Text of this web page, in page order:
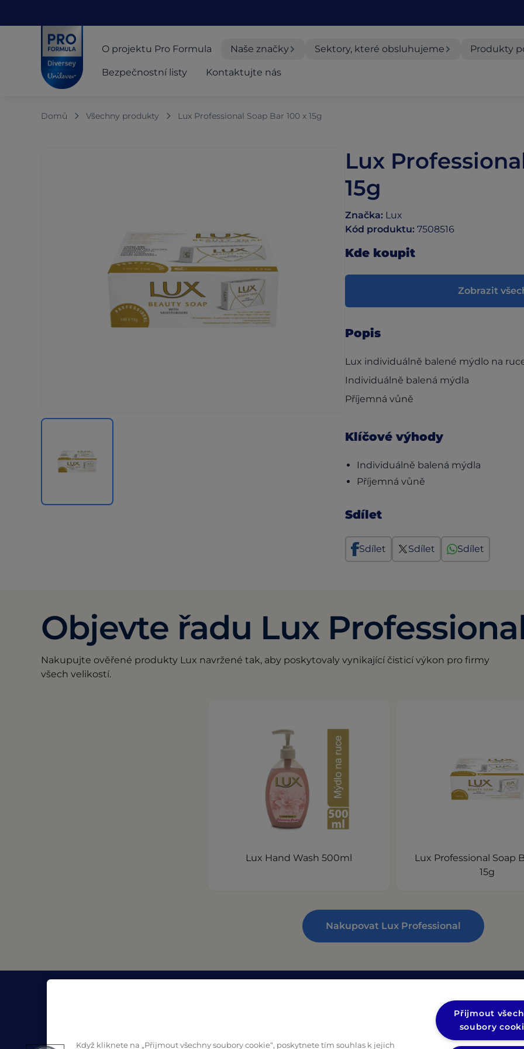
Pro Formula
O projektu Pro Formula
Naše značky Sektory, které obsluhujeme Produkty
Bezpečnostní listy Kontaktujte nás
Domů Všechny produkty Lux Professional Soap Bar 100 x 15g
Lux
15g
Značka: Lux
Kód produktu: 7508516
Kde koupit
Zobrazit
Popis
Lux individuálně balené mýdlo na
Individuálně balená mýdla
Příjemná vůně
Klíčové výhody
Individuálně balená mýdla
Příjemná vůně
Sdílet
Sdílet Sdílet Sdílet
Objevte řadu Lux
Nakupujte ověřené produkty Lux navržené tak, aby poskytovaly vynikající čisticí výkon pro firmy
všech velikostí.
Lux Hand Wash 500ml
Lux Professional Soap
15g
Nakupovat Lux Professional
Právní informace
Zásady ochrany osobních
Zásady ochrany osobních
Když kliknete na „Přijmout všechny soubory cookie“, poskytnete tím souhlas k jejich
Přijmout
soubory